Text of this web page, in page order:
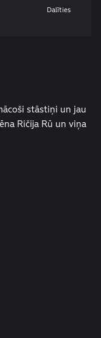
Dalīties
stāstiņi un jau
Ričija Rū un viņa